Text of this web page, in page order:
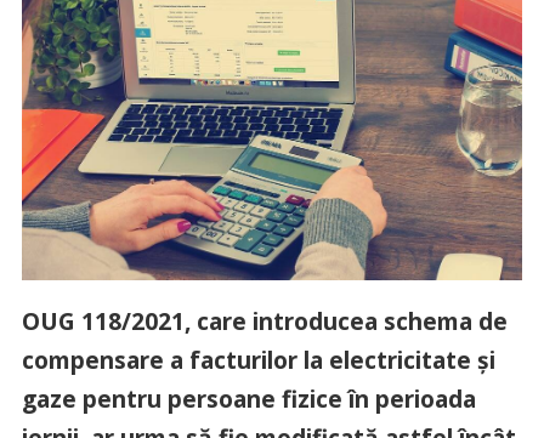
OUG 118/2021, care introducea schema de
compensare a facturilor la electricitate și
gaze pentru persoane fizice în perioada